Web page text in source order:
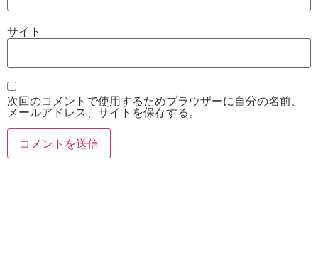
サイト
次回のコメントで使用するためブラウザーに自分の名前、
メールアドレス、サイトを保存する。